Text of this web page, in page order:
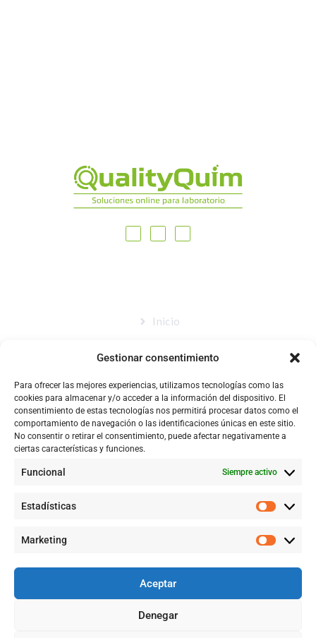
Gestionar consentimiento
Para ofrecer las mejores experiencias, utilizamos tecnologías como las
cookies para almacenar y/o acceder a la información del dispositivo. El
consentimiento de estas tecnologías nos permitirá procesar datos como el
comportamiento de navegación o las identificaciones únicas en este sitio.
No consentir o retirar el consentimiento, puede afectar negativamente a
ciertas características y funciones.
Funcional Siempre activo
Estadísticas
Marketing
Aceptar
Denegar
Inicio
Catálogo
Blog
Contacto
KR 121D # 128 - 24 Suba